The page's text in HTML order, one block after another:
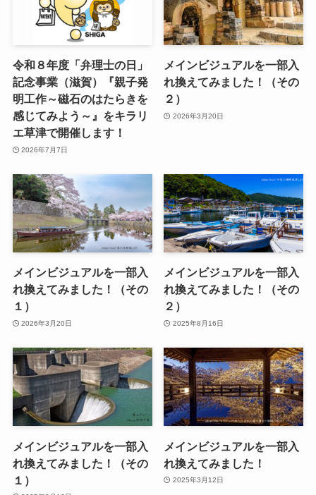
令和８年度「弁理士の日」
記念事業（滋賀）『親子発
明工作～磁石のはたらきを
感じてみよう～』をキラリ
エ草津で開催します！
2026年7月7日
メインビジュアルを一部入
れ換えてみました！（その
２）
2026年3月20日
メインビジュアルを一部入
れ換えてみました！（その
１）
2026年3月20日
メインビジュアルを一部入
れ換えてみました！（その
２）
2025年8月16日
メインビジュアルを一部入
れ換えてみました！（その
１）
メインビジュアルを一部入
れ換えてみました！
2025年3月12日